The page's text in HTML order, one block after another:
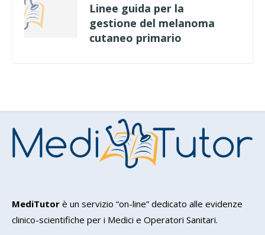
Linee guida per la
gestione del melanoma
cutaneo primario
MediTutor è un servizio “on-line” dedicato alle evidenze
clinico-scientifiche per i Medici e Operatori Sanitari.